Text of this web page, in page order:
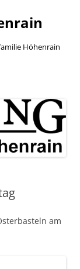
Höhenrain
am